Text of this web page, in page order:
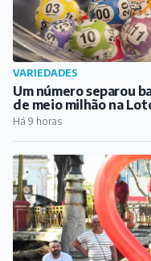
VARIEDADES
Um número separou
de meio milhão na
Há 9 horas